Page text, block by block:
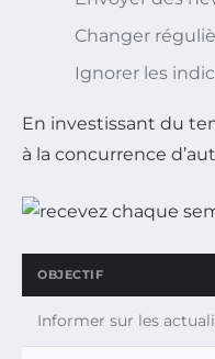
Changer
Ignorer les
En investissant du
à la concurrence
OBJECTIF
Informer sur les